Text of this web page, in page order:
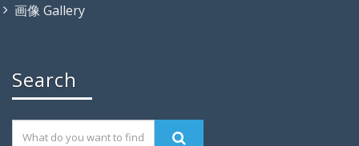
画像 Gallery
Search